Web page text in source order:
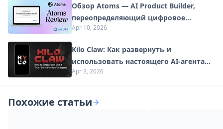
Обзор Atoms — AI Product Builder,
переопределяющий цифровое
творчество в 2026 году
Apr 10, 2026
Kilo Claw: Как развернуть и
использовать настоящего AI-агента
"Сделай-Это-За-Вас" (Обновление
Apr 3, 2026
Похожие статьи